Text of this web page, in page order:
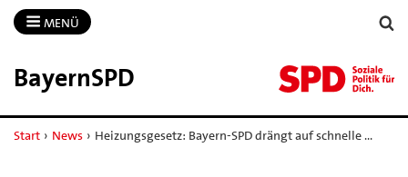
MENÜ
BayernSPD
Start › News › Heizungsgesetz: Bayern-SPD drängt auf schnelle …